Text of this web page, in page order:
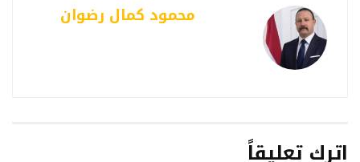
محمود كمال رضوان
اترك تعليقاً